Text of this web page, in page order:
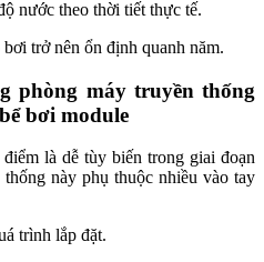
nước theo thời tiết thực tế.
trở nên ổn định quanh năm.
phòng máy truyền thống
bơi module
là dễ tùy biến trong giai đoạn
này phụ thuộc nhiều vào tay
trình lắp đặt.